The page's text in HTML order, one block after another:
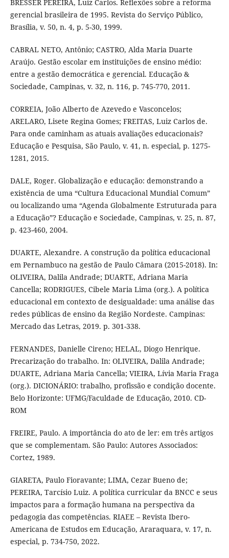
BRESSER PEREIRA, Luiz Carlos. Reflexões sobre a reforma
gerencial brasileira de 1995. Revista do Serviço Público,
Brasília, v. 50, n. 4, p. 5-30, 1999.
CABRAL NETO, Antônio; CASTRO, Alda Maria Duarte
Araújo. Gestão escolar em instituições de ensino médio:
entre a gestão democrática e gerencial. Educação &
Sociedade, Campinas, v. 32, n. 116, p. 745-770, 2011.
CORREIA, João Alberto de Azevedo e Vasconcelos;
ARELARO, Lisete Regina Gomes; FREITAS, Luiz Carlos de.
Para onde caminham as atuais avaliações educacionais?
Educação e Pesquisa, São Paulo, v. 41, n. especial, p. 1275-
1281, 2015.
DALE, Roger. Globalização e educação: demonstrando a
existência de uma “Cultura Educacional Mundial Comum”
ou localizando uma “Agenda Globalmente Estruturada para
a Educação”? Educação e Sociedade, Campinas, v. 25, n. 87,
p. 423-460, 2004.
DUARTE, Alexandre. A construção da política educacional
em Pernambuco na gestão de Paulo Câmara (2015-2018). In:
OLIVEIRA, Dalila Andrade; DUARTE, Adriana Maria
Cancella; RODRIGUES, Cibele Maria Lima (org.). A política
educacional em contexto de desigualdade: uma análise das
redes públicas de ensino da Região Nordeste. Campinas:
Mercado das Letras, 2019. p. 301-338.
FERNANDES, Danielle Cireno; HELAL, Diogo Henrique.
Precarização do trabalho. In: OLIVEIRA, Dalila Andrade;
DUARTE, Adriana Maria Cancella; VIEIRA, Lívia Maria Fraga
(org.). DICIONÁRIO: trabalho, profissão e condição docente.
Belo Horizonte: UFMG/Faculdade de Educação, 2010. CD-
ROM
FREIRE, Paulo. A importância do ato de ler: em três artigos
que se complementam. São Paulo: Autores Associados:
Cortez, 1989.
GIARETA, Paulo Fioravante; LIMA, Cezar Bueno de;
PEREIRA, Tarcísio Luiz. A política curricular da BNCC e seus
impactos para a formação humana na perspectiva da
pedagogia das competências. RIAEE – Revista Ibero-
Americana de Estudos em Educação, Araraquara, v. 17, n.
especial, p. 734-750, 2022.